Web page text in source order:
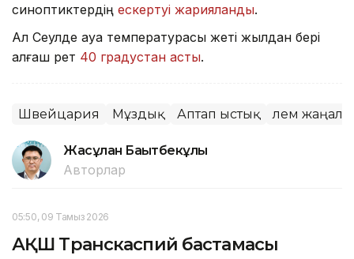
синоптиктердің ескертуі жарияланды.
Ал Сеулде ауа температурасы жеті жылдан бері
алғаш рет 40 градустан асты.
Швейцария Мұздық Аптап ыстық Әлем
Жасұлан Бақытбекұлы
Авторлар
05:50, 09 Тамыз 2026
АҚШ Транскаспий бастамасы